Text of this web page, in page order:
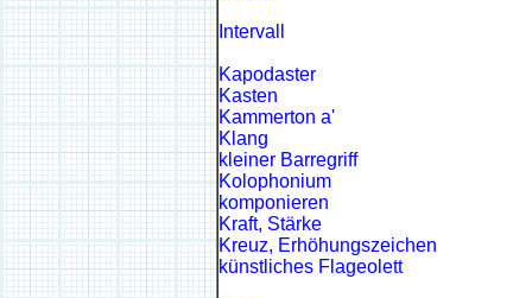
Intervall
Kapodaster
Kasten
Kammerton a'
Klang
kleiner Barregriff
Kolophonium
komponieren
Kraft, Stärke
Kreuz, Erhöhungszeichen
künstliches Flageolett